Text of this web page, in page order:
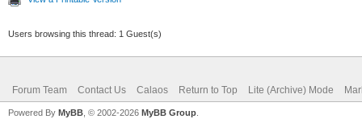
Users browsing this thread: 1 Guest(s)
Forum Team Contact Us Calaos Return to Top Lite (Archive) Mode
Powered By MyBB , © 2002-2026 MyBB Group